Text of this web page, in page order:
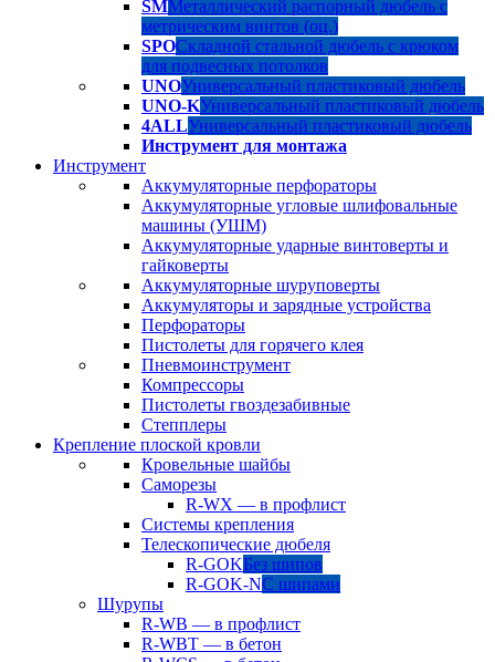
SMМеталлический распорный дюбель с
метрическим винтов (оц.)
SPOСкладной стальной дюбель с крюком
для подвесных потолков
UNOУниверсальный пластиковый дюбель
UNO-KУниверсальный пластиковый дюбель
4ALLУниверсальный пластиковый дюбель
Инструмент для монтажа
Инструмент
Аккумуляторные перфораторы
Аккумуляторные угловые шлифовальные
машины (УШМ)
Аккумуляторные ударные винтоверты и
гайковерты
Аккумуляторные шуруповерты
Аккумуляторы и зарядные устройства
Перфораторы
Пистолеты для горячего клея
Пневмоинструмент
Компрессоры
Пистолеты гвоздезабивные
Степплеры
Крепление плоской кровли
Кровельные шайбы
Саморезы
R-WX — в профлист
Системы крепления
Телескопические дюбеля
R-GOKБез шипов
R-GOK-NС шипами
Шурупы
R-WB — в профлист
R-WBT — в бетон